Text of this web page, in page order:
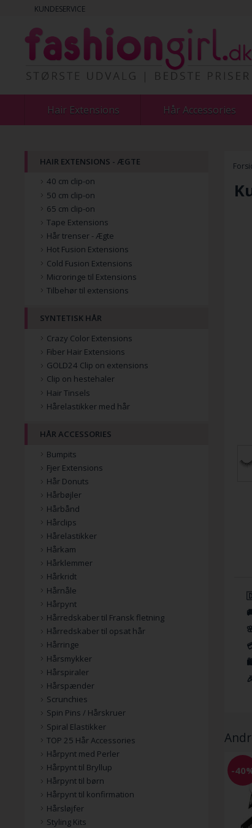
KUNDESERVICE
Hair Extensions Hår Accessories
-
HAIR EXTENSIONS - ÆGTE
40 cm clip-on
50 cm clip-on
65 cm clip-on
Tape Extensions
Hår trenser - Ægte
Hot Fusion Extensions
Cold Fusion Extensions
Microringe til Extensions
Tilbehør til extensions
SYNTETISK HÅR
Crazy Color Extensions
Fiber Hair Extensions
GOLD24 Clip on extensions
Clip on hestehaler
Hair Tinsels
Hårelastikker med hår
HÅR ACCESSORIES
Bumpits
Fjer Extensions
Hår Donuts
Hårbøjler
Hårbånd
Hårclips
Hårelastikker
Hårkam
Hårklemmer
Hårkridt
Hårnåle
Hårpynt
Hårredskaber til Fransk fletning
Hårredskaber til opsat hår
Hårringe
Hårsmykker
Hårspiraler
Hårspænder
Scrunchies
Spin Pins / Hårskruer
Spiral Elastikker
TOP 25 Hår Accessories
Hårpynt med Perler
Hårpynt til Bryllup
Hårpynt til børn
Hårpynt til konfirmation
Hårsløjfer
Styling Kits